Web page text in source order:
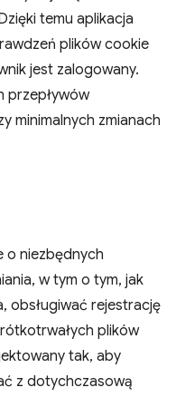
temu aplikacja
plików cookie
jest zalogowany.
przepływów
minimalnych zmianach
o niezbędnych
w tym o tym, jak
obsługiwać rejestrację
plików
tak, aby
z dotychczasową